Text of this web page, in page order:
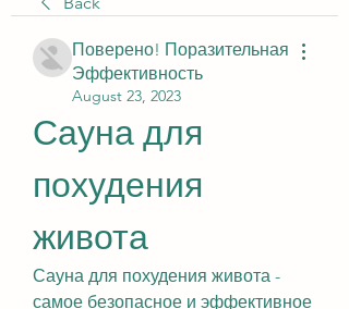
Поверено! Поразительная
Эффективность
August 23, 2023
Сауна для
похудения
живота
Сауна для похудения живота -
самое безопасное и эффективное